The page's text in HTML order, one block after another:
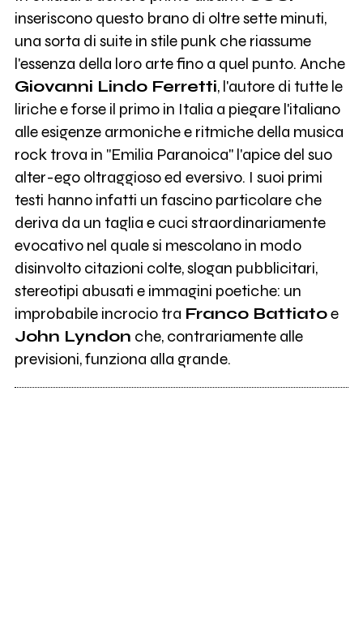
inseriscono questo brano di oltre sette minuti,
una sorta di suite in stile punk che riassume
l'essenza della loro arte fino a quel punto. Anche
Giovanni Lindo Ferretti, l'autore di tutte le
liriche e forse il primo in Italia a piegare l'italiano
alle esigenze armoniche e ritmiche della musica
rock trova in "Emilia Paranoica" l'apice del suo
alter-ego oltraggioso ed eversivo. I suoi primi
testi hanno infatti un fascino particolare che
deriva da un taglia e cuci straordinariamente
evocativo nel quale si mescolano in modo
disinvolto citazioni colte, slogan pubblicitari,
stereotipi abusati e immagini poetiche: un
improbabile incrocio tra Franco Battiatoe
John Lyndon che, contrariamente alle
previsioni, funziona alla grande.